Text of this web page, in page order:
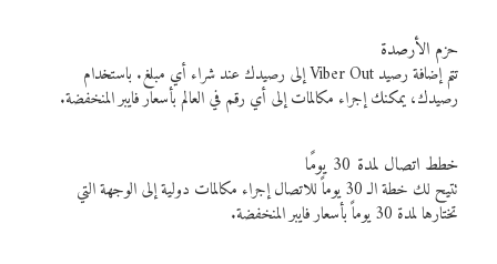
حزم الأرصدة
تتم إضافة رصيد Viber Out إلى رصيدك عند شراء أي مبلغ. باستخدام
رصيدك، يمكنك إجراء مكالمات إلى أي رقم في العالم بأسعار فايبر المنخفضة.
خطط اتصال لمدة 30 يومًا
تتيح لك خطة الـ 30 يوماً للاتصال إجراء مكالمات دولية إلى الوجهة التي
تختارها لمدة 30 يوماً بأسعار فايبر المنخفضة.